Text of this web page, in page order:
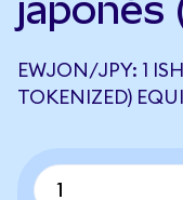
japonés
EWJON/JPY: 1
TOKENIZED)